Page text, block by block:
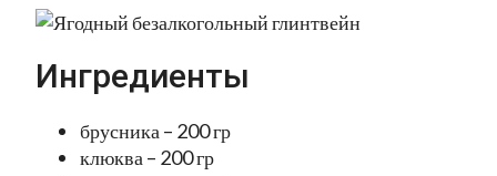
Ингредиенты
брусника – 200 гр
клюква – 200 гр